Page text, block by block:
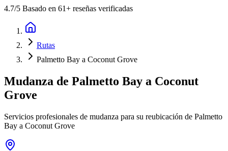
4.7/5 Basado en 61+ reseñas verificadas
Rutas
Palmetto Bay a Coconut Grove
Mudanza de Palmetto Bay a Coconut
Grove
Servicios profesionales de mudanza para su reubicación de Palmetto
Bay a Coconut Grove